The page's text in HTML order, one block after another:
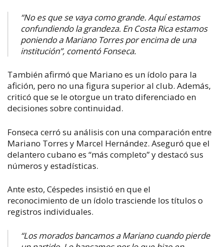
“No es que se vaya como grande. Aquí estamos
confundiendo la grandeza. En Costa Rica estamos
poniendo a Mariano Torres por encima de una
institución”, comentó Fonseca.
También afirmó que Mariano es un ídolo para la
afición, pero no una figura superior al club. Además,
criticó que se le otorgue un trato diferenciado en
decisiones sobre continuidad.
Fonseca cerró su análisis con una comparación entre
Mariano Torres y Marcel Hernández. Aseguró que el
delantero cubano es “más completo” y destacó sus
números y estadísticas.
Ante esto, Céspedes insistió en que el
reconocimiento de un ídolo trasciende los títulos o
registros individuales.
“Los morados bancamos a Mariano cuando pierde